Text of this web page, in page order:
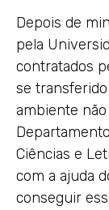
Depois de
pela
contratados
se
ambiente
Ciências e
com a ajuda
conseguir